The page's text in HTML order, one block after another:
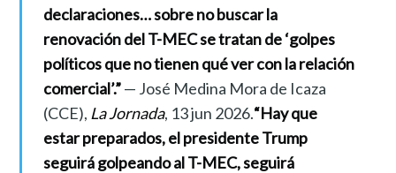
declaraciones… sobre no buscar la
renovación del T-MEC se tratan de ‘golpes
políticos que no tienen qué ver con la relación
comercial’.”— José Medina Mora de Icaza
(CCE), La Jornada, 13 jun 2026.“Hay que
estar preparados, el presidente Trump
seguirá golpeando al T-MEC, seguirá